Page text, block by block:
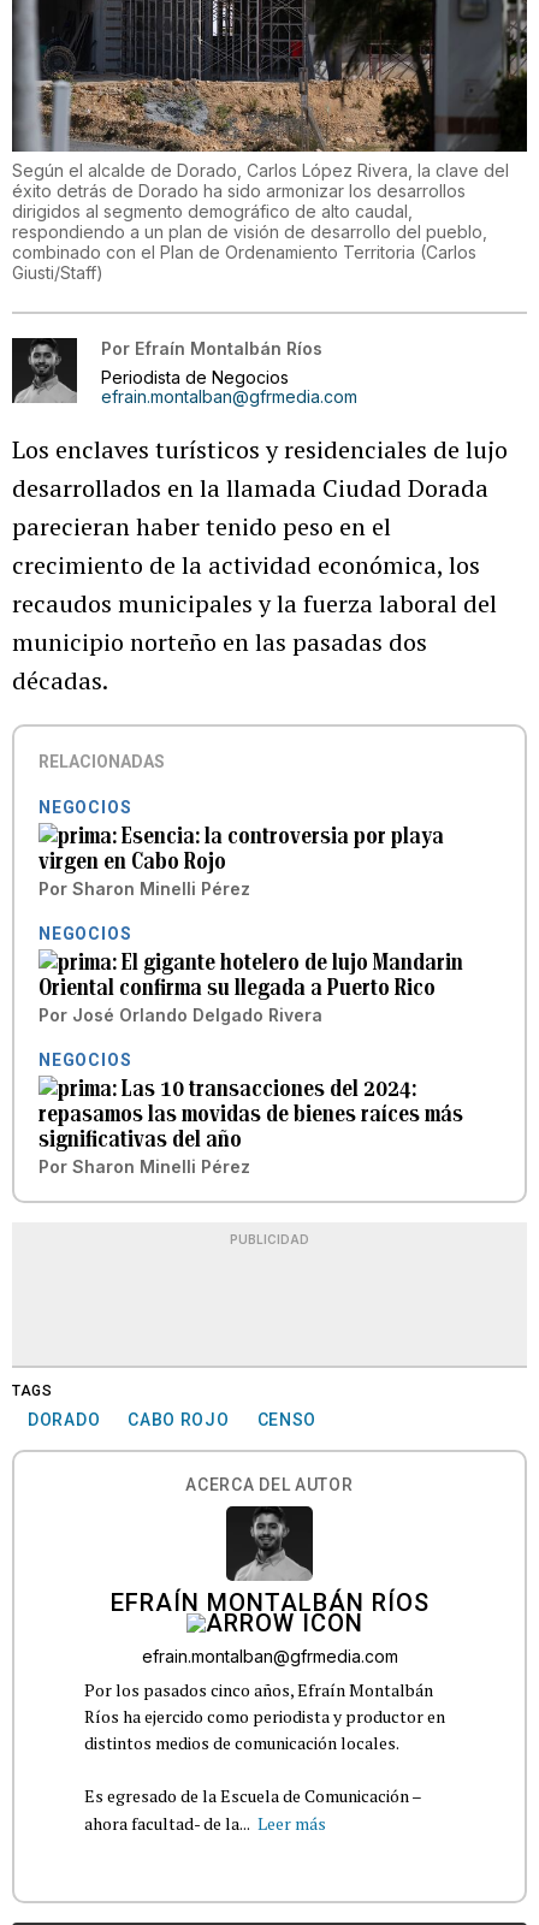
Según el alcalde de Dorado, Carlos López Rivera, la clave del
éxito detrás de Dorado ha sido armonizar los desarrollos
dirigidos al segmento demográfico de alto caudal,
respondiendo a un plan de visión de desarrollo del pueblo,
combinado con el Plan de Ordenamiento Territoria (Carlos
Giusti/Staff)
Por Efraín Montalbán Ríos
Periodista de Negocios
efrain.montalban@gfrmedia.com
Los enclaves turísticos y residenciales de lujo
desarrollados en la llamada Ciudad Dorada
parecieran haber tenido peso en el
crecimiento de la actividad económica, los
recaudos municipales y la fuerza laboral del
municipio norteño en las pasadas dos
décadas.
RELACIONADAS
NEGOCIOS
Esencia: la controversia por playa
virgen en Cabo Rojo
Por Sharon Minelli Pérez
NEGOCIOS
El gigante hotelero de lujo Mandarin
Oriental confirma su llegada a Puerto Rico
Por José Orlando Delgado Rivera
NEGOCIOS
Las 10 transacciones del 2024:
repasamos las movidas de bienes raíces más
significativas del año
Por Sharon Minelli Pérez
PUBLICIDAD
TAGS
DORADO CABO ROJO CENSO
ACERCA DEL AUTOR
EFRAÍN MONTALBÁN RÍOS
efrain.montalban@gfrmedia.com
Por los pasados cinco años, Efraín Montalbán
Ríos ha ejercido como periodista y productor en
distintos medios de comunicación locales.
Es egresado de la Escuela de Comunicación –
ahora facultad- de la... Leer más